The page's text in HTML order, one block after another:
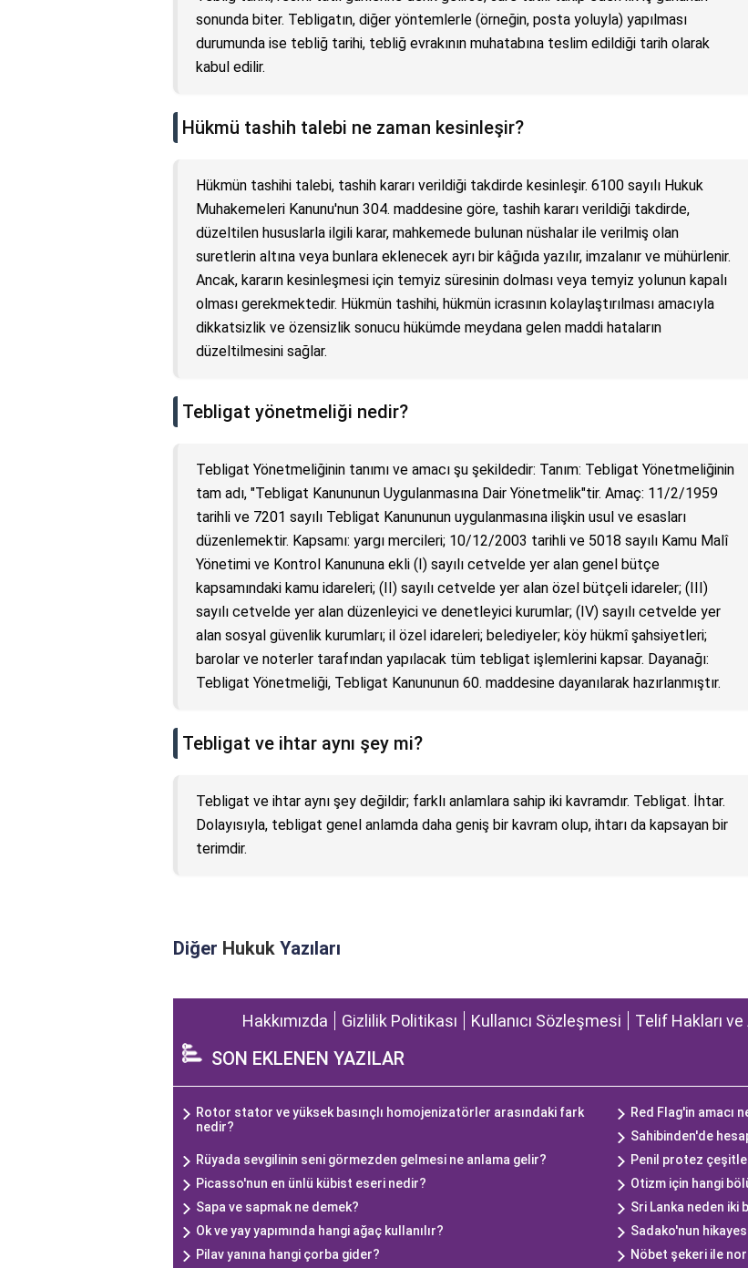
sonunda biter. Tebligatın, diğer yöntemlerle (örneğin, posta yoluyla) yapılması
durumunda ise tebliğ tarihi, tebliğ evrakının muhatabına teslim edildiği tarih olarak
kabul edilir.
Hükmü tashih talebi ne zaman kesinleşir?
Hükmün tashihi talebi, tashih kararı verildiği takdirde kesinleşir. 6100 sayılı Hukuk
Muhakemeleri Kanunu'nun 304. maddesine göre, tashih kararı verildiği takdirde,
düzeltilen hususlarla ilgili karar, mahkemede bulunan nüshalar ile verilmiş olan
suretlerin altına veya bunlara eklenecek ayrı bir kâğıda yazılır, imzalanır ve mühürlenir.
Ancak, kararın kesinleşmesi için temyiz süresinin dolması veya temyiz yolunun kapalı
olması gerekmektedir. Hükmün tashihi, hükmün icrasının kolaylaştırılması amacıyla
dikkatsizlik ve özensizlik sonucu hükümde meydana gelen maddi hataların
düzeltilmesini sağlar.
Tebligat yönetmeliği nedir?
Tebligat Yönetmeliğinin tanımı ve amacı şu şekildedir: Tanım: Tebligat Yönetmeliğinin
tam adı, "Tebligat Kanununun Uygulanmasına Dair Yönetmelik"tir. Amaç: 11/2/1959
tarihli ve 7201 sayılı Tebligat Kanununun uygulanmasına ilişkin usul ve esasları
düzenlemektir. Kapsamı: yargı mercileri; 10/12/2003 tarihli ve 5018 sayılı Kamu Malî
Yönetimi ve Kontrol Kanununa ekli (I) sayılı cetvelde yer alan genel bütçe
kapsamındaki kamu idareleri; (II) sayılı cetvelde yer alan özel bütçeli idareler; (III)
sayılı cetvelde yer alan düzenleyici ve denetleyici kurumlar; (IV) sayılı cetvelde yer
alan sosyal güvenlik kurumları; il özel idareleri; belediyeler; köy hükmî şahsiyetleri;
barolar ve noterler tarafından yapılacak tüm tebligat işlemlerini kapsar. Dayanağı:
Tebligat Yönetmeliği, Tebligat Kanununun 60. maddesine dayanılarak hazırlanmıştır.
Tebligat ve ihtar aynı şey mi?
Tebligat ve ihtar aynı şey değildir; farklı anlamlara sahip iki kavramdır. Tebligat. İhtar.
Dolayısıyla, tebligat genel anlamda daha geniş bir kavram olup, ihtarı da kapsayan bir
terimdir.
Diğer Hukuk Yazıları
Hakkımızda Gizlilik Politikası Kullanıcı Sözleşmesi Telif Hakları ve
SON EKLENEN YAZILAR
Rotor stator ve yüksek basınçlı homojenizatörler arasındaki fark
nedir?
Red Flag'in amacı
Sahibinden'de
Rüyada sevgilinin seni görmezden gelmesi ne anlama gelir?
Penil protez
Picasso'nun en ünlü kübist eseri nedir?
Otizm için hangi
Sapa ve sapmak ne demek?
Sri Lanka neden iki
Ok ve yay yapımında hangi ağaç kullanılır?
Sadako'nun
Pilav yanına hangi çorba gider?
Nöbet şekeri ile